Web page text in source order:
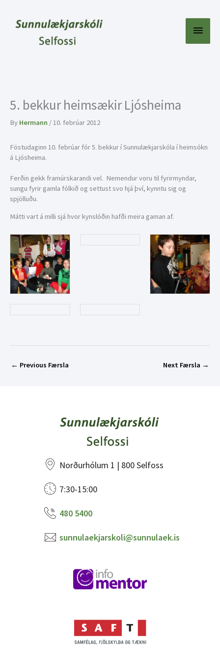
content
Main
5. bekkur heimsækir Ljósheima
By Hermann /10. febrúar 2012
Föstudaginn 10. febrúar fór 5. bekkur í Sunnulækjarskóla í heimsókn
á Ljósheima.
Ferðin gekk framúrskarandi vel. Nemendur voru til fyrirmyndar,
sungu fyrir gamla fólkið og settust svo hjá því, kynntu sig og
spjölluðu.
Mátti vart á milli sjá hvor kynslóðin hafði meira gaman af.
← Previous Færsla Next Færsla →
Norðurhólum 1 | 800 Selfoss
7:30-15:00
480 5400
sunnulaekjarskoli@sunnulaek.is